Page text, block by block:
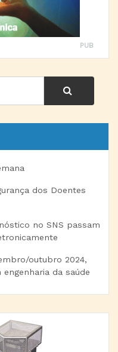
PUB
dos Doentes
no SNS passam
outubro 2024,
da saúde